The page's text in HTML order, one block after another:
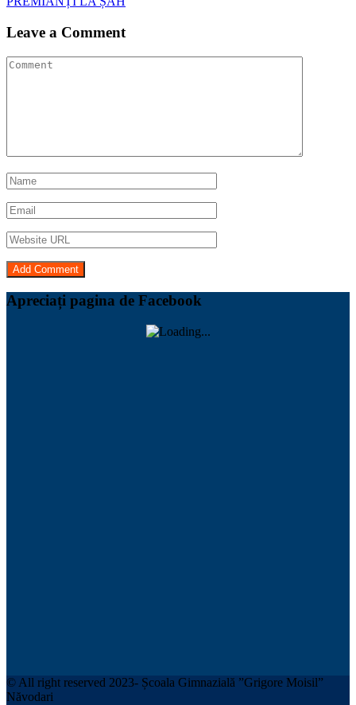
Leave a Comment
Apreciați pagina de Facebook
© All right reserved 2023- Școala Gimnazială ”Grigore Moisil”
Năvodari